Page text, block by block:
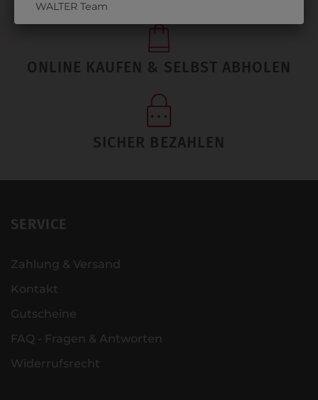
ONLINE KAUFEN & SELBST ABHOLEN
SICHER BEZAHLEN
SERVICE
Zahlung & Versand
Kontakt
Gutscheine
FAQ - Fragen & Antworten
Widerrufsrecht
WALTER Team